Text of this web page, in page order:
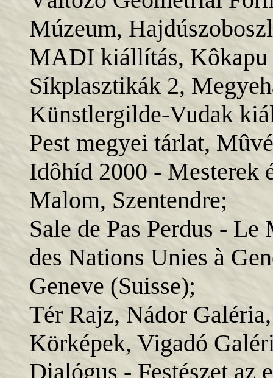
Múzeum,
MADI kiállítás, Kôkapu
Síkplasztikák 2,
Künstlergilde-Vudak
Pest megyei tárlat,
Idôhíd 2000 - Mesterek
Malom, Szentendre;
Sale de Pas Perdus -
des Nations Unies à
Geneve (Suisse);
Tér Rajz, Nádor
Körképek, Vigadó
Dialógus - Festészet az